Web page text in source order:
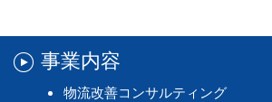
事業内容
物流改善コンサルティング